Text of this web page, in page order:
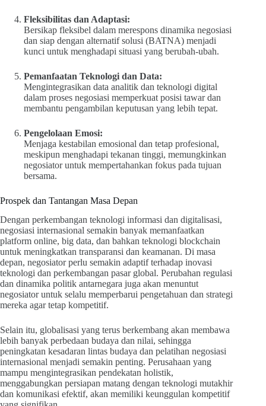
Fleksibilitas dan Adaptasi:
Bersikap fleksibel dalam merespons dinamika negosiasi
dan siap dengan alternatif solusi (BATNA) menjadi
kunci untuk menghadapi situasi yang berubah-ubah.
Pemanfaatan Teknologi dan Data:
Mengintegrasikan data analitik dan teknologi digital
dalam proses negosiasi memperkuat posisi tawar dan
membantu pengambilan keputusan yang lebih tepat.
Pengelolaan Emosi:
Menjaga kestabilan emosional dan tetap profesional,
meskipun menghadapi tekanan tinggi, memungkinkan
negosiator untuk mempertahankan fokus pada tujuan
bersama.
Prospek dan Tantangan Masa Depan
Dengan perkembangan teknologi informasi dan digitalisasi,
negosiasi internasional semakin banyak memanfaatkan
platform online, big data, dan bahkan teknologi blockchain
untuk meningkatkan transparansi dan keamanan. Di masa
depan, negosiator perlu semakin adaptif terhadap inovasi
teknologi dan perkembangan pasar global. Perubahan regulasi
dan dinamika politik antarnegara juga akan menuntut
negosiator untuk selalu memperbarui pengetahuan dan strategi
mereka agar tetap kompetitif.
Selain itu, globalisasi yang terus berkembang akan membawa
lebih banyak perbedaan budaya dan nilai, sehingga
peningkatan kesadaran lintas budaya dan pelatihan negosiasi
internasional menjadi semakin penting. Perusahaan yang
mampu mengintegrasikan pendekatan holistik,
menggabungkan persiapan matang dengan teknologi mutakhir
dan komunikasi efektif, akan memiliki keunggulan kompetitif